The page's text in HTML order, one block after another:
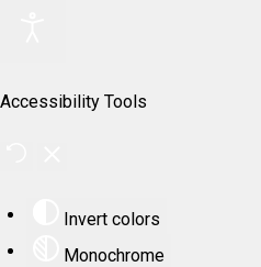
Accessibility Tools
Invert colors
Monochrome